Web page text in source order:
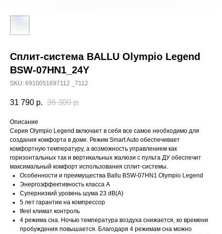
Сплит-система BALLU Olympio Legend
BSW-07HN1_24Y
SKU: 6910051697112 _7112
31 790 р. 36 300 р.
Описание
Серия Olympio Legend включает в себя все самое необходимо для
создания комфорта в доме. Режим Smart Auto обеспечивает
комфортную температуру, а возможность управлением как
горизонтальных так и вертикальных жалюзи с пульта ДУ обеспечит
максимальный комфорт использования сплит-системы.
Особенности и преимущества Ballu BSW-07HN1 Olympio Legend
Энергоэффективность класса А
Супернизкий уровень шума 23 dB(A)
5 лет гарантии на компрессор
Ifeel климат контроль
4 режима сна. Ночью температура воздуха снижается, ко времени
пробуждения повышается. Благодаря 4 режимам сна можно